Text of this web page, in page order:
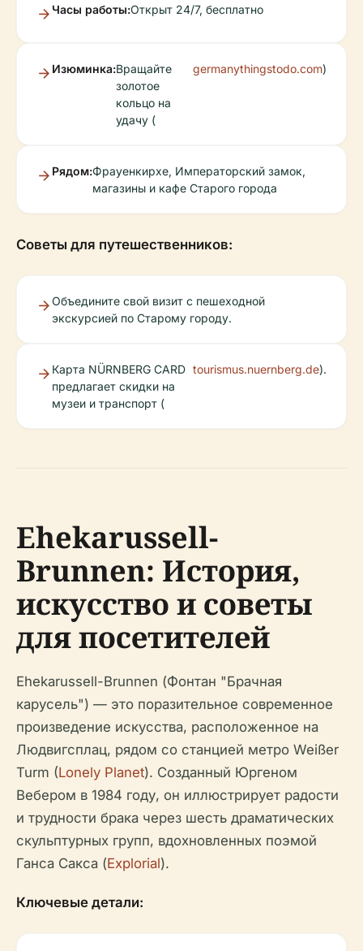
Часы работы:Открыт 24/7, бесплатно
Изюминка:Вращайте
золотое
кольцо на
удачу (
germanythingstodo.com)
Рядом:Фрауенкирхе, Императорский замок,
магазины и кафе Старого города
Советы для путешественников:
Объедините свой визит с пешеходной
экскурсией по Старому городу.
Карта NÜRNBERG CARD
предлагает скидки на
музеи и транспорт (
tourismus.nuernberg.de).
Ehekarussell-
Brunnen: История,
искусство и советы
для посетителей
Ehekarussell-Brunnen (Фонтан "Брачная
карусель") — это поразительное современное
произведение искусства, расположенное на
Людвигсплац, рядом со станцией метро Weißer
Turm (Lonely Planet). Созданный Юргеном
Вебером в 1984 году, он иллюстрирует радости
и трудности брака через шесть драматических
скульптурных групп, вдохновленных поэмой
Ганса Сакса (Explorial).
Ключевые детали: